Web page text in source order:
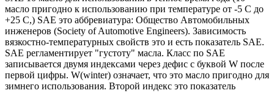
масло пригодно к использованию при температуре от -5 С до
+25 С,) SAE это аббревиатура: Общество Автомобильных
инженеров (Society of Automotive Engineers). Зависимость
вязкостно-температурных свойств это и есть показатель SAE.
SAE регламентирует "густоту" масла. Класс по SAE
записывается двумя индексами через дефис с буквой W после
первой цифры. W(winter) означает, что это масло пригодно для
зимнего использования. Второй индекс это показатель